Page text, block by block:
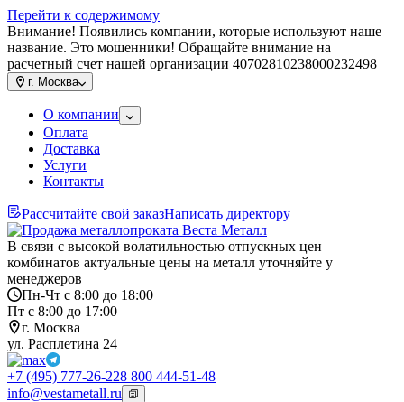
Перейти к содержимому
Внимание! Появились компании, которые используют наше
название. Это мошенники! Обращайте внимание на
расчетный счет нашей организации 40702810238000232498
г. Москва
О компании
Оплата
Доставка
Услуги
Контакты
Рассчитайте свой заказНаписать директору
В связи с высокой волатильностью отпускных цен
комбинатов актуальные цены на металл уточняйте у
менеджеров
Пн-Чт с 8:00 до 18:00
Пт с 8:00 до 17:00
г. Москва
ул. Расплетина 24
+7 (495) 777-26-228 800 444-51-48
info@vestametall.ru